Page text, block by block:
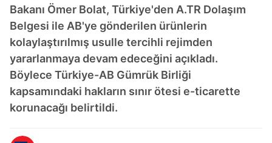
Bakanı Ömer Bolat, Türkiye'den A.TR Dolaşım
Belgesi ile AB'ye gönderilen ürünlerin
kolaylaştırılmış usulle tercihli rejimden
yararlanmaya devam edeceğini açıkladı.
Böylece Türkiye-AB Gümrük Birliği
kapsamındaki hakların sınır ötesi e-ticarette
korunacağı belirtildi.